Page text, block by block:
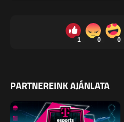
1 0 0
PARTNEREINK AJÁNLATA